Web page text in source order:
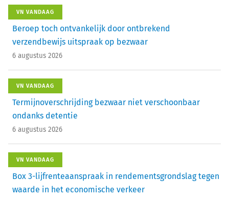
VN VANDAAG
Beroep toch ontvankelijk door ontbrekend
verzendbewijs uitspraak op bezwaar
6 augustus 2026
VN VANDAAG
Termijnoverschrijding bezwaar niet verschoonbaar
ondanks detentie
6 augustus 2026
VN VANDAAG
Box 3-lijfrenteaanspraak in rendementsgrondslag tegen
waarde in het economische verkeer